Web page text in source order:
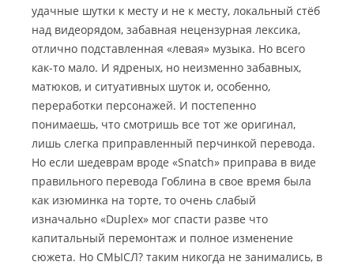
удачные шутки к месту и не к месту, локальный стёб
над видеорядом, забавная нецензурная лексика,
отлично подставленная «левая» музыка. Но всего
как-то мало. И ядреных, но неизменно забавных,
матюков, и ситуативных шуток и, особенно,
переработки персонажей. И постепенно
понимаешь, что смотришь все тот же оригинал,
лишь слегка приправленный перчинкой перевода.
Но если шедеврам вроде «Snatch» приправа в виде
правильного перевода Гоблина в свое время была
как изюминка на торте, то очень слабый
изначально «Duplex» мог спасти разве что
капитальный перемонтаж и полное изменение
сюжета. Но СМЫСЛ? таким никогда не занимались, в